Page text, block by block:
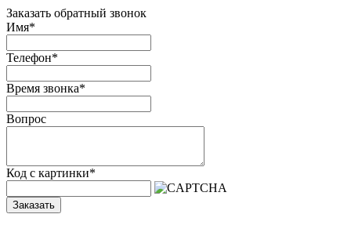
Заказать обратный звонок
Имя*
Телефон*
Время звонка*
Вопрос
Код с картинки*
Заказать